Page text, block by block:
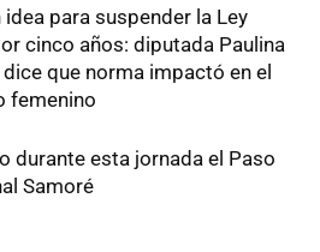
idea para suspender la Ley
cinco años: diputada Paulina
que norma impactó en el
femenino
durante esta jornada el Paso
Samoré